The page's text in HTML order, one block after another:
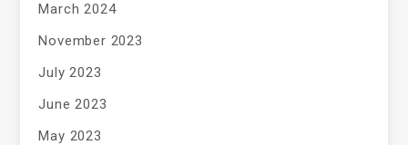
March 2024
November 2023
July 2023
June 2023
May 2023